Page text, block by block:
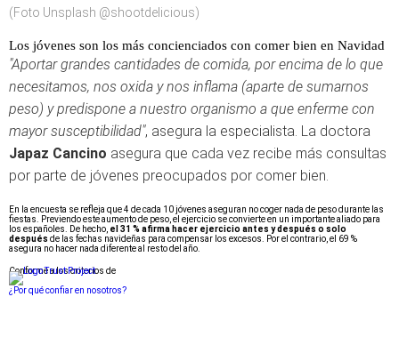
(Foto Unsplash @shootdelicious)
Los jóvenes son los más concienciados con comer bien en Navidad
"Aportar grandes cantidades de comida, por encima de lo que
necesitamos, nos oxida y nos inflama (aparte de sumarnos
peso) y predispone a nuestro organismo a que enferme con
mayor susceptibilidad", asegura la especialista. La doctora
Japaz Cancino asegura que cada vez recibe más consultas
por parte de jóvenes preocupados por comer bien.
En la encuesta se refleja que 4 de cada 10 jóvenes aseguran no coger nada de peso durante las
fiestas.
Previendo este aumento de peso, el ejercicio se convierte en un importante aliado para
los españoles. De hecho, el 31 % afirma hacer ejercicio antes y después o solo
después de las fechas navideñas para compensar los excesos. Por el contrario, el 69 %
asegura no hacer nada diferente al resto del año.
Conforme a los criterios de
¿Por qué confiar en nosotros?